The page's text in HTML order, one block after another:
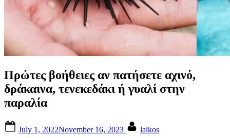
Πρώτες βοήθειες αν πατήσετε αχινό,
δράκαινα, τενεκεδάκι ή γυαλί στην
παραλία
on
July 1, 2022November 16, 2023 laikos